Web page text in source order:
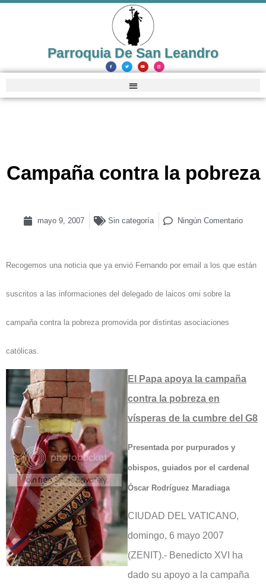
Parroquia De San Leandro
Campaña contra la pobreza
mayo 9, 2007 Sin categoría Ningún Comentario
Recogemos una noticia que ya envió Fernando por email a los que están
suscritos a las informaciones del delegado de laicos omi sobre la
campaña contra la pobreza promovida por distintas asociaciones
católicas.
El Papa apoya la campaña
contra la pobreza en
vísperas de la cumbre del G8
Presentada por purpurados y
obispos, guiados por el cardenal
Óscar Rodríguez Maradiaga
CIUDAD DEL VATICANO,
domingo, 6 mayo 2007
(ZENIT).- Benedicto XVI ha
dado su apoyo a la campaña